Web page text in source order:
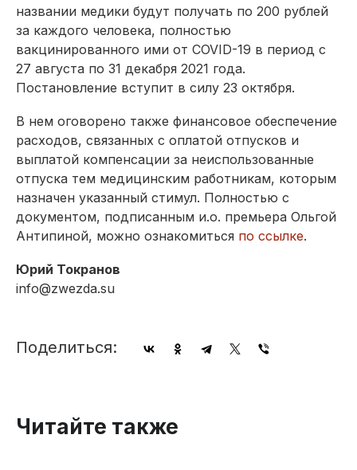
названии медики будут получать по 200 рублей
за каждого человека, полностью
вакцинированного ими от COVID-19 в период с
27 августа по 31 декабря 2021 года.
Постановление вступит в силу 23 октября.
В нем оговорено также финансовое обеспечение
расходов, связанных с оплатой отпусков и
выплатой компенсации за неиспользованные
отпуска тем медицинским работникам, которым
назначен указанный стимул. Полностью с
документом, подписанным и.о. премьера Ольгой
Антипиной, можно ознакомиться по ссылке.
Юрий Токранов
info@zwezda.su
Поделиться:
Читайте также